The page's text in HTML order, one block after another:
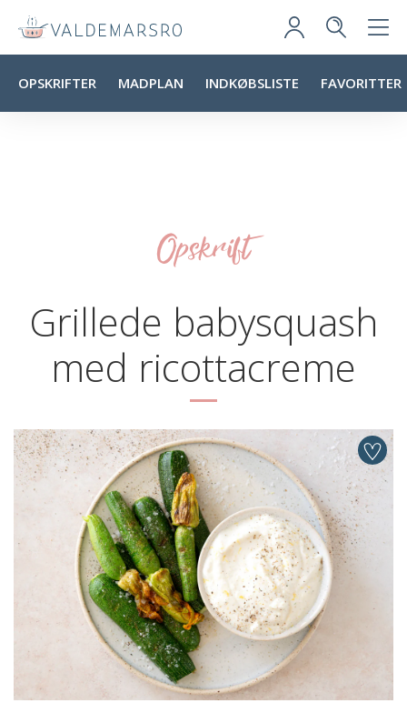
OPSKRIFTER MADPLAN INDKØBSLISTE FAVORITTER
Opskrift
Grillede babysquash
med ricottacreme